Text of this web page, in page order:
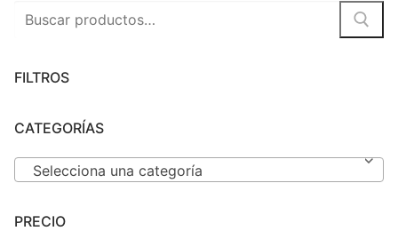
Buscar
FILTROS
CATEGORÍAS
Selecciona una categoría
PRECIO